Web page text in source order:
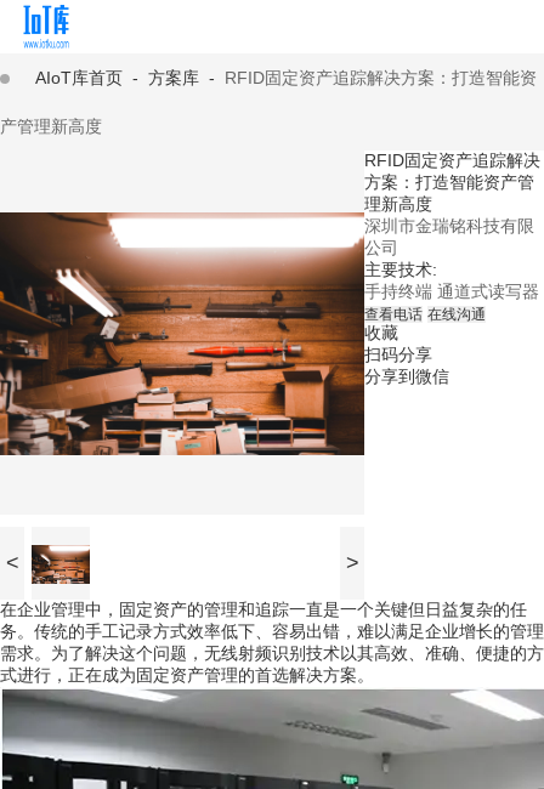
AIoT库首页 - 方案库 - RFID固定资产追踪解决方案：打造智能资
产管理新高度
< >
RFID固定资产追踪解决
方案：打造智能资产管
理新高度
深圳市金瑞铭科技有限
公司
主要技术:
手持终端 通道式读写器
查看电话 在线沟通
收藏
扫码分享
分享到微信
在企业管理中，固定资产的管理和追踪一直是一个关键但日益复杂的任
务。传统的手工记录方式效率低下、容易出错，难以满足企业增长的管理
需求。为了解决这个问题，无线射频识别技术以其高效、准确、便捷的方
式进行，正在成为固定资产管理的首选解决方案。